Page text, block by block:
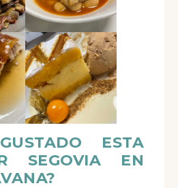
ESTA
SEGOVIA EN